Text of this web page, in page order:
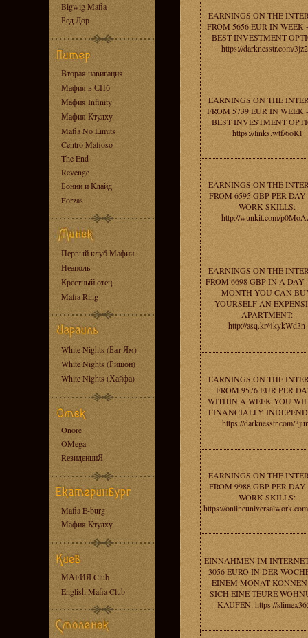
Bigwig Mafia
Ред Дор
Вторая навигация
Мафия в СПб
Мафия Infinity
Мафия Ктулху
Mafia No Limits
Centro Mafioso
The End
Revenge
Бонни и Клайд
Forzas
Первый клуб Мафии
Неаполь
Крёстный отец
Mafia Ring
White Nights (Бат Ям)
White Nights (Ришон)
White Nights (Хайфа)
Onore
OMega
RезиденциЯ
Mafia E-burg
Мафия Ктулху
МАFИЯ Club
English Mafia Club
EARNINGS ON THE
FROM 5656 EUR IN WEEK
BEST INVESTMENT
https://darknesstr.com/
EARNINGS ON THE
FROM 5739 EUR IN WEEK
BEST INVESTMENT
https://links.wtf/6oKl
EARNINGS ON THE
FROM 6595 GBP PER
WORK SKILLS:
http://wunkit.com/
EARNINGS ON THE
FROM 6698 GBP IN A DAY
MONTH YOU CAN
YOURSELF AN
APARTMENT:
http://asq.kr/4kykWd3n
EARNINGS ON THE
FROM 9576 EUR PER
WITHIN A WEEK YOU
FINANCIALLY
https://darknesstr.com/
EARNINGS ON THE
FROM 9988 GBP PER
WORK SKILLS:
https://
EINNAHMEN IM
3056 EURO IN DER
EINEM MONAT
SICH EINE TEURE
KAUFEN: https://